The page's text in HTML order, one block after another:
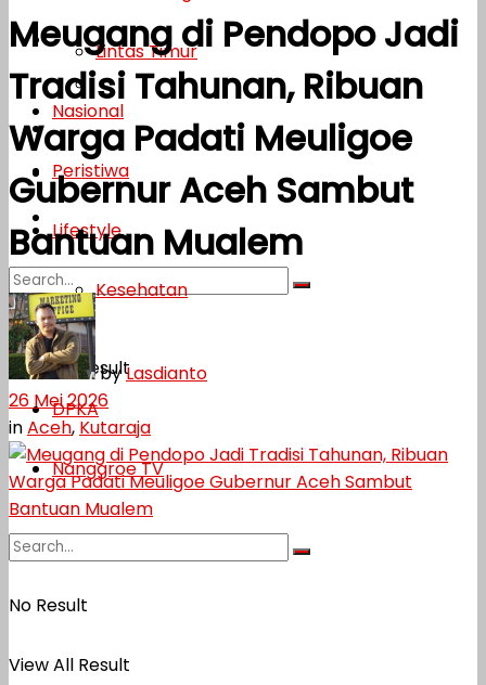
Lifestyle
Kesehatan
Opini
DPKA
Nanggroe TV
No Result
View All Result
Lintas Timur
Nasional
Peristiwa
Lifestyle
Kesehatan
Opini
DPKA
Nanggroe TV
No Result
View All Result
Meugang di Pendopo Jadi
Tradisi Tahunan, Ribuan
Warga Padati Meuligoe
Gubernur Aceh Sambut
Bantuan Mualem
byLasdianto
26 Mei 2026
inAceh, Kutaraja